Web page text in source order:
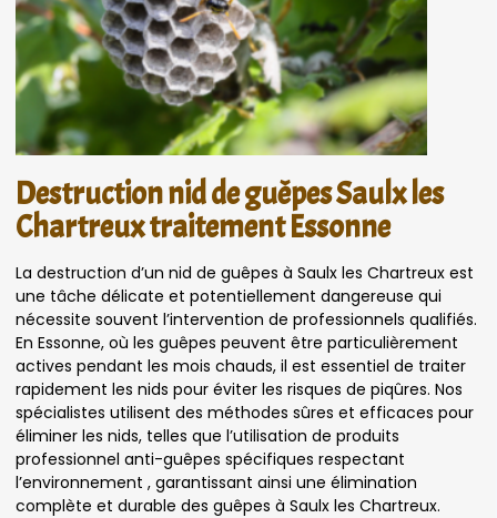
Destruction nid de guêpes Saulx les
Chartreux traitement Essonne
La destruction d’un nid de guêpes à Saulx les Chartreux est
une tâche délicate et potentiellement dangereuse qui
nécessite souvent l’intervention de professionnels qualifiés.
En Essonne, où les guêpes peuvent être particulièrement
actives pendant les mois chauds, il est essentiel de traiter
rapidement les nids pour éviter les risques de piqûres. Nos
spécialistes utilisent des méthodes sûres et efficaces pour
éliminer les nids, telles que l’utilisation de produits
professionnel anti-guêpes spécifiques respectant
l’environnement , garantissant ainsi une élimination
complète et durable des guêpes à Saulx les Chartreux.